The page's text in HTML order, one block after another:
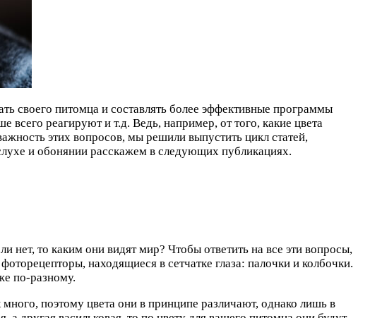
своего питомца и составлять более эффективные программы
всего реагируют и т.д. Ведь, например, от того, какие цвета
этих вопросов, мы решили выпустить цикл статей,
и обонянии расскажем в следующих публикациях.
нет, то каким они видят мир? Чтобы ответить на все эти вопросы,
находящиеся в сетчатке глаза: палочки и колбочки.
по-разному.
поэтому цвета они в принципе различают, однако лишь в